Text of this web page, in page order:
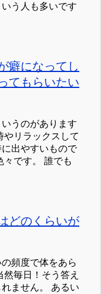
う人も多いです
癖になってし
てもらいたい
うのがあります
やリラックスして
出やすいもので
々です。 誰でも
どのくらいが
頻度で体をあら
然毎日！そう答え
ません。 あるい